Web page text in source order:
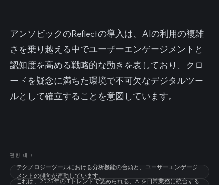
アンソピックのReflectの導入は、AIの利用の複雑
さを乗り越える中でユーザーエンゲージメントと
認知度を高める戦略的な動きを表しており、クロ
ードを疑念に満ちた環境で不可欠なデジタルツー
ルとして確立することを意図しています。
관련 태그
テクノロジーツールにおける分析機能の台頭と、ユーザーエンゲージ
メントの傾向が連動しています。
これは、2025年のITトレンドで認められる、AIを日常業務に統合する